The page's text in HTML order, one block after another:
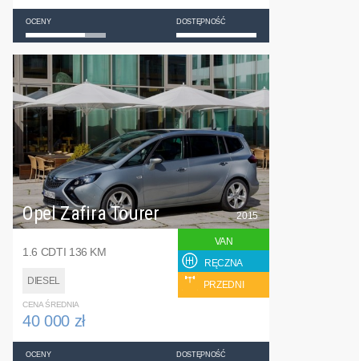
OCENY DOSTĘPNOŚĆ
Opel Zafira Tourer
1.6 CDTI 136 KM
DIESEL
2015
VAN
RĘCZNA
PRZEDNI
CENA ŚREDNIA
40 000 zł
OCENY DOSTĘPNOŚĆ